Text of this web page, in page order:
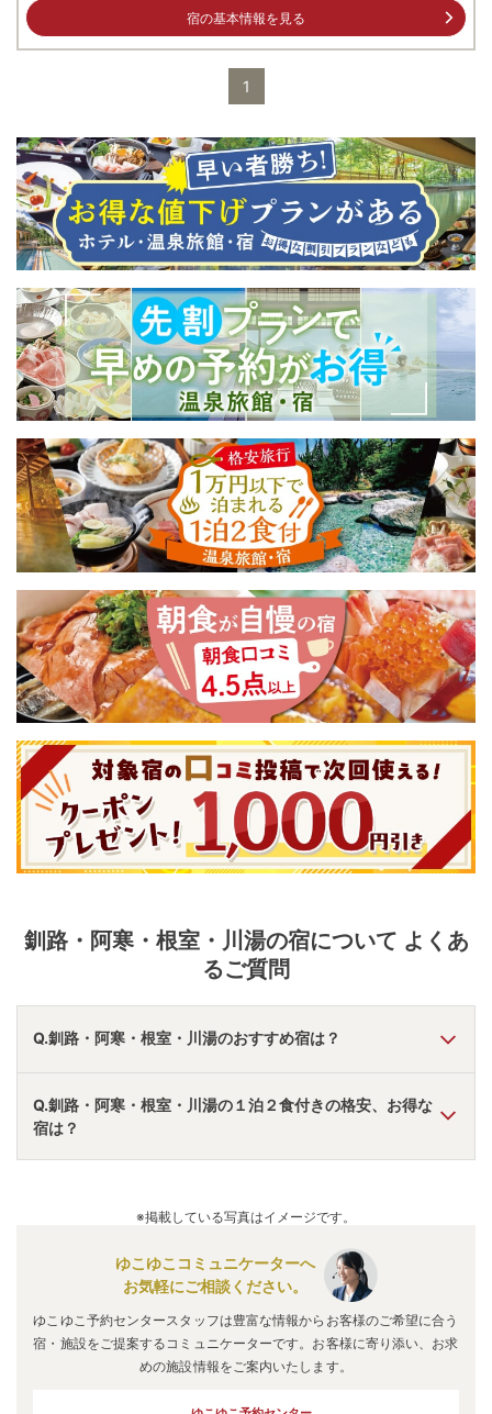
宿の基本情報を見る
1
釧路・阿寒・根室・川湯の宿について よくあ
るご質問
Q.釧路・阿寒・根室・川湯のおすすめ宿は？
A.「ニュー阿寒ホテル 」・「ホテル御前水」・「
川湯観光ホ
テル」 などの旅館・ホテルがおすすめの宿泊先です。
Q.釧路・阿寒・根室・川湯の１泊２食付きの格安、お得な
宿は？
※掲載している写真はイメージです。
ゆこゆこコミュニケーターへ
お気軽にご相談ください。
ゆこゆこ予約センタースタッフは豊富な情報からお客様のご希望に合う
宿・施設をご提案するコミュニケーターです。お客様に寄り添い、お求
めの施設情報をご案内いたします。